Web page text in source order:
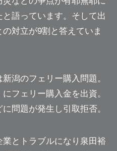
語っています。そして出
の対立が9割と答えていま
潟のフェリー購入問題。
フェリー購入金を出資。
問題が発生し引取拒否。
とトラブルになり 泉田裕